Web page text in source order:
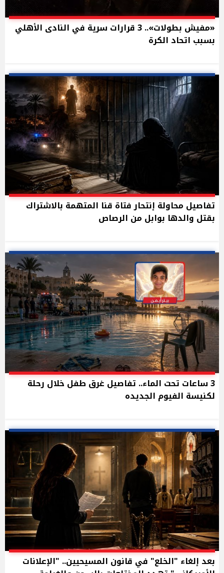
«مفيش بطولات».. 3 قرارات سرية في النادى الأهلي
بسبب اتحاد الكرة
تفاصيل محاولة إنتحار فتاة قنا المتهمة بالاشتراك
بقتل والدها بوابل من الرصاص
3 ساعات تحت الماء.. تفاصيل غرق طفل خلال رحلة
لكنيسة الفيوم الجديده
بعد إلغاء "الخلع" في قانون المسيحيين.. "الإعلانات